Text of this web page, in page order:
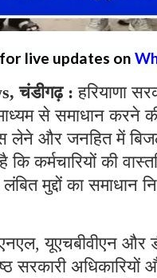
live updates on
चंडीगढ़ : हरियाणा
से समाधान करने
लेने और जनहित में
कर्मचारियों की
मुद्दों का
यूएचबीवीएन और
सरकारी अधिकारियों